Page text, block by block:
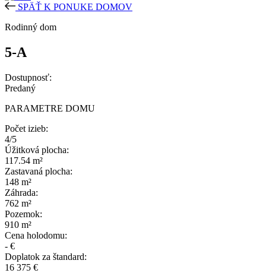
SPÄŤ K PONUKE DOMOV
Rodinný dom
5-A
Dostupnosť:
Predaný
PARAMETRE DOMU
Počet izieb:
4/5
Úžitková plocha:
117.54 m²
Zastavaná plocha:
148 m²
Záhrada:
762 m²
Pozemok:
910 m²
Cena holodomu:
- €
Doplatok za štandard:
16 375 €